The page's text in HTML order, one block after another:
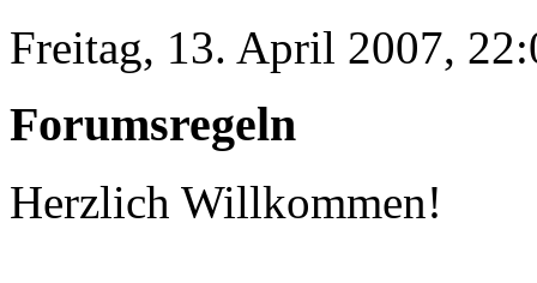
Freitag, 13. April 2007,
Forumsregeln
Herzlich Willkommen!